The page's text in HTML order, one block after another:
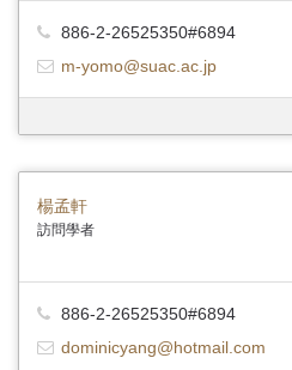
886-2-26525350#6894
m-yomo@suac.ac.jp
楊孟軒
訪問學者
886-2-26525350#6894
dominicyang@hotmail.com